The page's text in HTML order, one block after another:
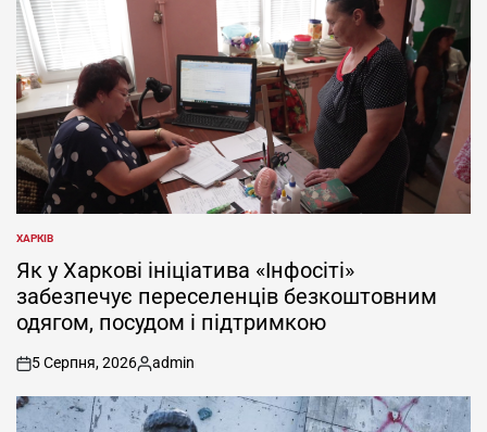
ОПУБЛІКУВАТИ
У
ХАРКІВ
Як у Харкові ініціатива «Інфосіті»
забезпечує переселенців безкоштовним
одягом, посудом і підтримкою
on
5 Серпня, 2026
Опубліковано
admin